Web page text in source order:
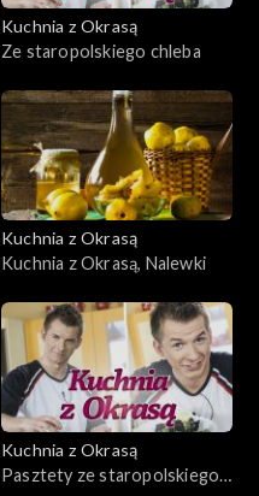
Kuchnia z Okrasą
Ze staropolskiego chleba
Kuchnia z Okrasą
Kuchnia z Okrasą, Nalewki
Kuchnia z Okrasą
Pasztety ze staropolskiego